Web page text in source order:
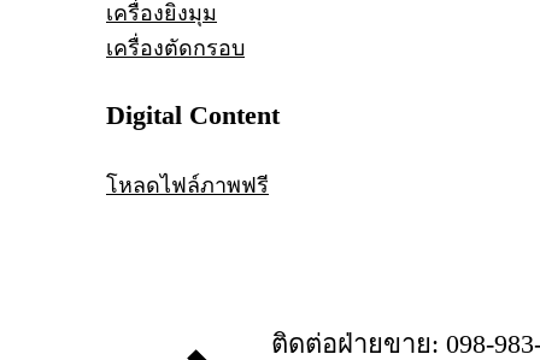
เครื่องยิงมุม
เครื่องตัดกรอบ
Digital Content
โหลดไฟล์ภาพฟรี
ติดต่อฝ่ายขาย: 098-